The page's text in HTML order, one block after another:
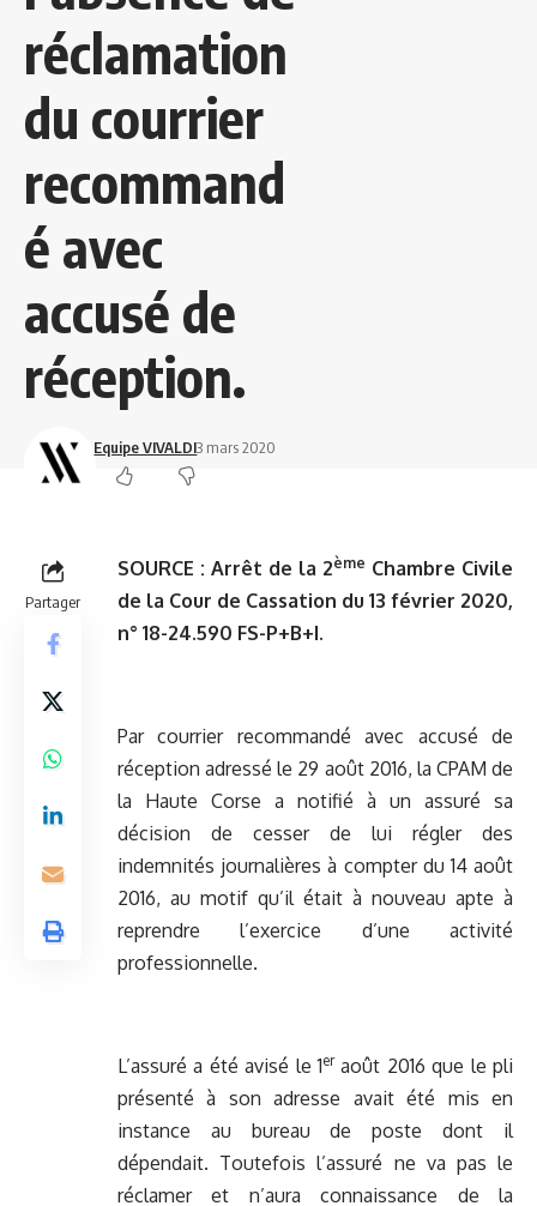
réclamation
du courrier
recommand
é avec
accusé de
réception.
Equipe VIVALDI3 mars 2020
Partager
SOURCE : Arrêt de la 2ème Chambre Civile
de la Cour de Cassation du 13 février 2020,
n° 18-24.590 FS-P+B+I.
Par courrier recommandé avec accusé de
réception adressé le 29 août 2016, la CPAM de
la Haute Corse a notifié à un assuré sa
décision de cesser de lui régler des
indemnités journalières à compter du 14 août
2016, au motif qu’il était à nouveau apte à
reprendre l’exercice d’une activité
professionnelle.
L’assuré a été avisé le 1eraoût 2016 que le pli
présenté à son adresse avait été mis en
instance au bureau de poste dont il
dépendait. Toutefois l’assuré ne va pas le
réclamer et n’aura connaissance de la